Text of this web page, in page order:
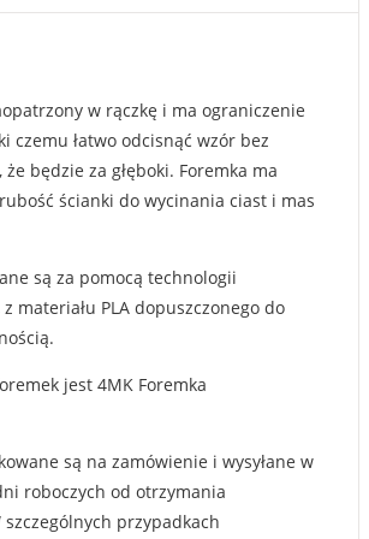
w rączkę i ma ograniczenie
czemu łatwo odcisnąć wzór bez
będzie za głęboki. Foremka ma
ścianki do wycinania ciast i mas
są za pomocą technologii
materiału PLA dopuszczonego do
jest 4MK Foremka
są na zamówienie i wysyłane w
roboczych od otrzymania
przypadkach